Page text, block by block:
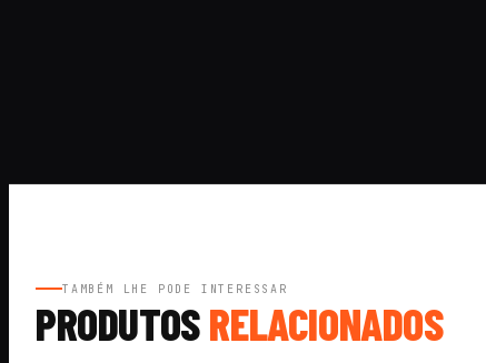
TAMBÉM LHE PODE INTERESSAR
PRODUTOSRELACIONADOS